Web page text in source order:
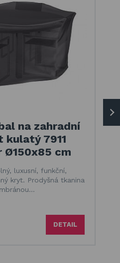
na zahradní
kulatý 7911
Ø150x85 cm
luxusní, funkční,
kryt. Prodyšná tkanina
DETAIL